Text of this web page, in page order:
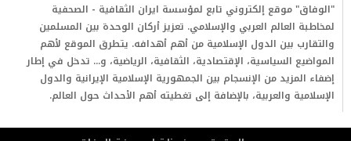
"الوفاق" موقع إلكتروني تابع لمؤسسة ايران الثقافية - الصحفية
لمخاطبة العالم العربي والإسلامي. تعزيز أركان الوحدة بين المسلمين
والتقارب بين الدول الإسلامية من أهم أهدافه. يتطرق الموقع لأهم
المواضيع السياسية، الإقتصادية، الثقافية، الرياضية، و... تدخل في إطار
إضفاء المزيد من الإنسجام بين الجمهورية الإسلامية الإيرانية والدول
الإسلامية والعربية، بالإضافة إلى تغطيته أهم الأحداث حول العالم.